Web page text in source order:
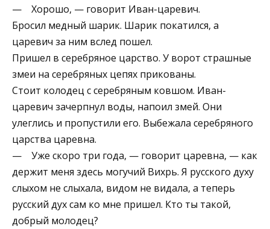
— Хорошо, — говорит Иван-царевич.
Бросил медный шарик. Шарик покатился, а
царевич за ним вслед пошел.
Пришел в серебряное царство. У ворот страшные
змеи на серебряных цепях прикованы.
Стоит колодец с серебряным ковшом. Иван-
царевич зачерпнул воды, напоил змей. Они
улеглись и пропустили его. Выбежала серебряного
царства царевна.
— Уже скоро три года, — говорит царевна, — как
держит меня здесь могучий Вихрь. Я русского духу
слыхом не слыхала, видом не видала, а теперь
русский дух сам ко мне пришел. Кто ты такой,
добрый молодец?